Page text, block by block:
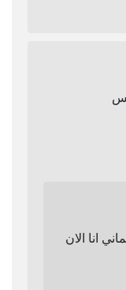
انا الان